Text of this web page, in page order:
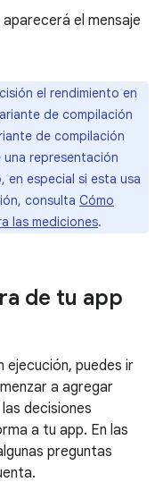
el mensaje
el rendimiento en
de compilación
de compilación
representación
en especial si esta usa
consulta Cómo
las mediciones.
de tu app
ejecución, puedes ir
a agregar
decisiones
a tu app. En las
preguntas